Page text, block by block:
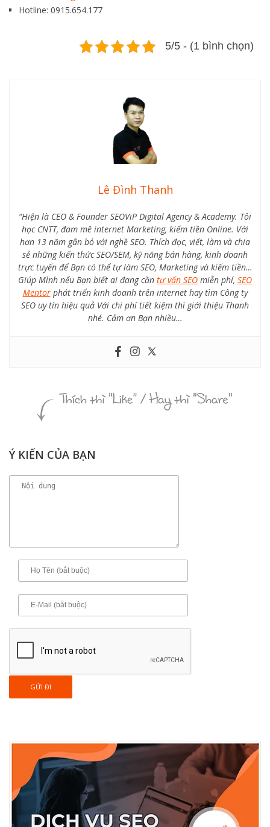
Hotline: 0915.654.177
5/5 - (1 bình chọn)
Lê Đình Thanh
“Hiện là CEO & Founder SEOViP Digital Agency & Academy. Tôi
học CNTT, đam mê internet Marketing, kiếm tiền Online. Với
hơn 13 năm gắn bó với nghề SEO. Thích đọc, viết, làm và chia
sẻ những kiến thức SEO/SEM, kỹ năng bán hàng, kinh doanh
trực tuyến để Bạn có thể tự làm SEO, Marketing và kiếm tiền…
Giúp Mình nếu Bạn biết ai đang cần tư vấn SEO miễn phí, SEO
Mentorphát triển kinh doanh trên internet hay tìm Công ty
SEO uy tín hiệu quả Với chi phí tiết kiệm thì giới thiệu Thanh
nhé. Cảm ơn Bạn nhiều…
Ý KIẾN CỦA BẠN